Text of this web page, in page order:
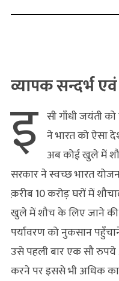
व्यापक सन्दर्भ
इ सी गाँधी जयंती को
ने भारत को ऐसा
अब कोई खुले में
सरकार ने स्वच्छ भारत
क़रीब 10 करोड़ घरों में
खुले में शौच के लिए जाने की
पर्यावरण को नुकसान
उसे पहली बार एक सौ
करने पर इससे भी अधिक का